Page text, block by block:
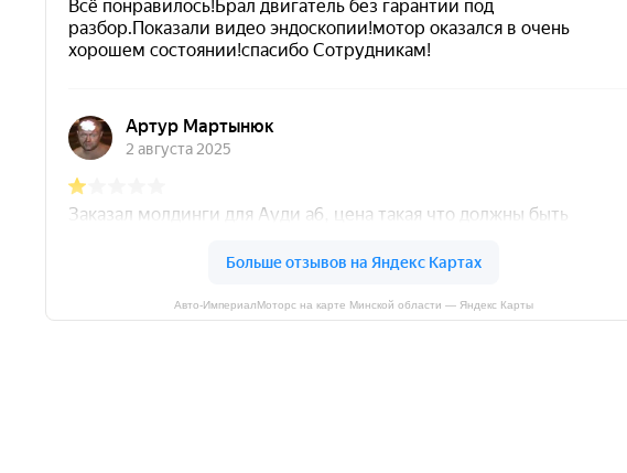
Авто-ИмпериалМоторс на карте Минской области — Яндекс Карты